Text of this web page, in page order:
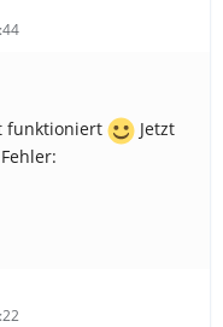
funktioniert
Jetzt